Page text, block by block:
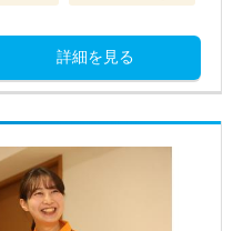
詳細を見る